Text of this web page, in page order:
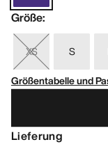
Größe:
XS S
Größentabelle und
Lieferung